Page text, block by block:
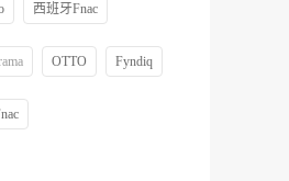
西班牙Fnac
OTTO Fyndiq